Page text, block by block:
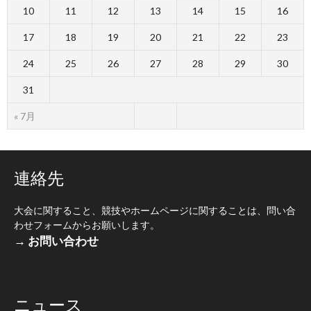
« 7月
10 11 12 13 14 15 16
17 18 19 20 21 22 23
24 25 26 27 28 29 30
31
連絡先
大会に関すること、競技やホームページに関することは、問い合
わせフォームからお願いします。
→ お問い合わせ
ニュース